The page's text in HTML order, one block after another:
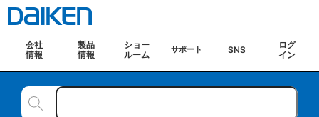
会社
情報
製品
情報
ショー
ルーム
サポート SNS
ログ
イン